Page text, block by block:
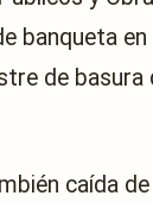
banqueta
de
caída